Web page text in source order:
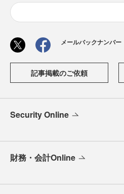
メールバックナンバー
記事掲載のご依頼
Security Online
財務・会計Online